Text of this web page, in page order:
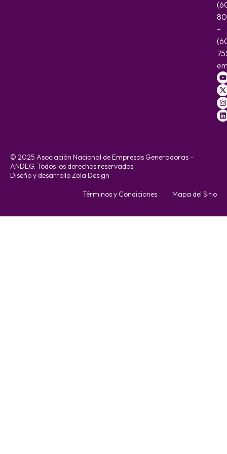
–
© 2025 Asociación Nacional de Empresas Generadoras –
ANDEG. Todos los derechos reservados
Diseño y desarrollo Zola Design
Términos y Condiciones Mapa del Sitio